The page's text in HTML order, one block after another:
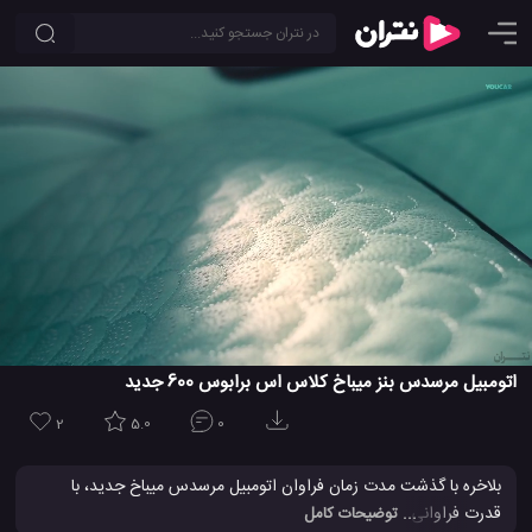
اتومبیل مرسدس بنز میباخ کلاس اس برابوس 600 جدید
2 5.0 0
بلاخره با گذشت مدت زمان فراوان اتومبیل مرسدس میباخ جدید، با
قدرت فراوانی ظاهر شد و تمامی چشم های سالن همایش را به خود
... توضیحات کامل